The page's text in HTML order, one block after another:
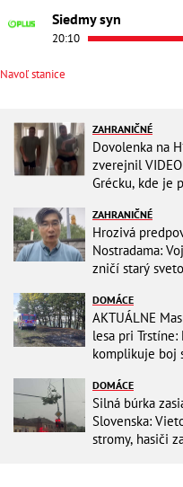
Siedmy syn
20:10
Navoľ stanice
ZAHRANIČNÉ
Dovolenka na
zverejnil
Grécku, kde je
do kuchyne
ZAHRANIČNÉ
Hrozivá
Nostradama:
zničí starý
DOMÁCE
AKTUÁLNE
lesa pri Trstíne:
komplikuje boj
smeruje vrtuľník
DOMÁCE
Silná búrka
Slovenska:
stromy, hasiči